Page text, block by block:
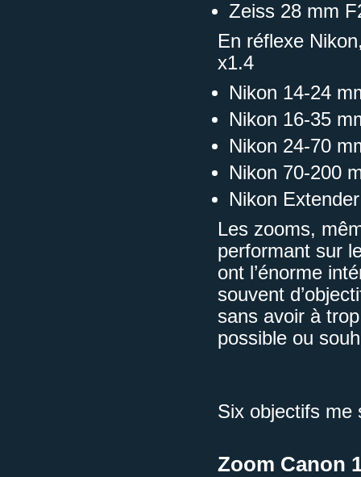
Zeiss 28 mm
En réflexe
x1.4
Nikon 14-24
Nikon 16-35
Nikon 24-70
Nikon 70-200
Nikon
Les zooms,
performant sur
ont l’énorme
souvent
sans avoir à
possible ou
Six objectifs me
Zoom Canon